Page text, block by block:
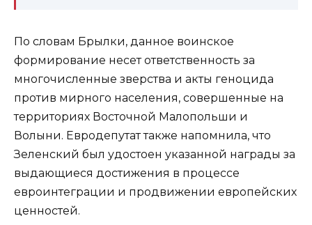
По словам Брылки, данное воинское
формирование несет ответственность за
многочисленные зверства и акты геноцида
против мирного населения, совершенные на
территориях Восточной Малопольши и
Волыни. Евродепутат также напомнила, что
Зеленский был удостоен указанной награды за
выдающиеся достижения в процессе
евроинтеграции и продвижении европейских
ценностей.